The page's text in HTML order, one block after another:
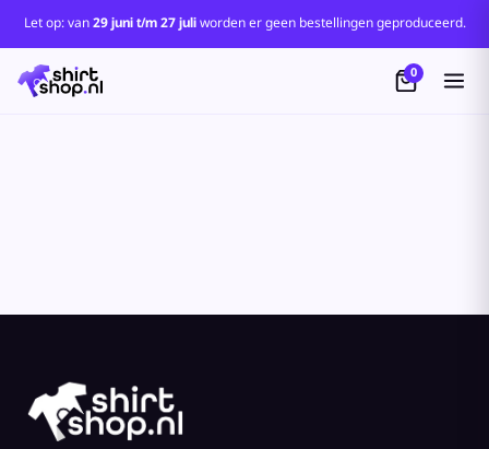
Let op: van29 juni t/m 27 juliworden er geen bestellingen geproduceerd.
0
Standaard
Price: Lowest First
Price: Highest First